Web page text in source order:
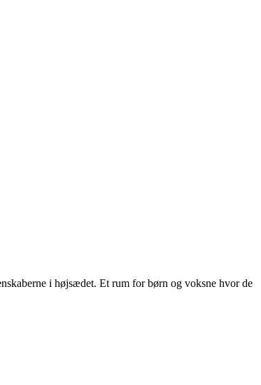
i højsædet. Et rum for børn og voksne hvor de